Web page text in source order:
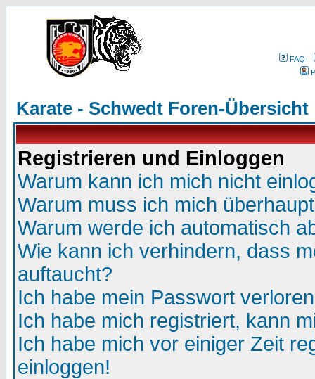
FAQ
Karate - Schwedt Foren-Übersicht
Registrieren und Einloggen
Warum kann ich mich nicht
Warum muss ich mich
Warum werde ich automatisch
Wie kann ich verhindern, dass
auftaucht?
Ich habe mein Passwort
Ich habe mich registriert, kann
Ich habe mich vor einiger Zeit
einloggen!